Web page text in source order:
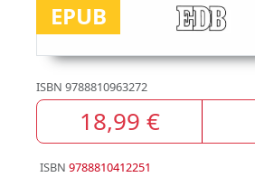
EPUB
ISBN 9788810963272
18,99 €
ISBN 9788810412251